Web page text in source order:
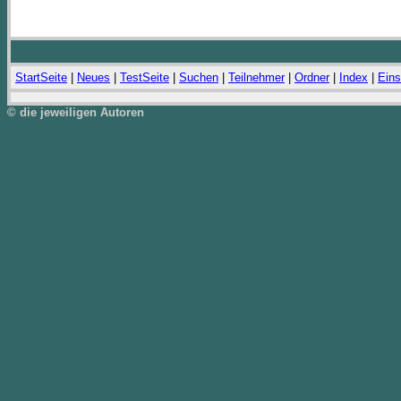
StartSeite Neues TestSeite Suchen Teilnehmer| Ordner| Index
© die jeweiligen Autoren